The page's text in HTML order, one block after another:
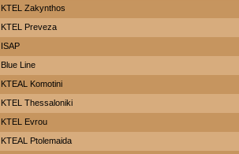
KTEL Zakynthos
KTEL Preveza
ISAP
Blue Line
KTEAL Komotini
KTEL Thessaloniki
KTEL Evrou
KTEAL Ptolemaida